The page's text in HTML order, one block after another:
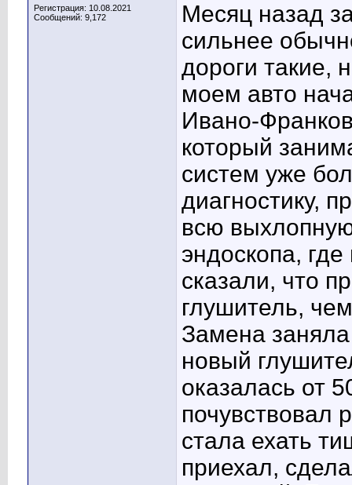
Регистрация: 10.08.2021
Сообщений: 9,172
Месяц назад
сильнее
дороги такие,
моем авто
Ивано-
который
систем уже
диагностику,
всю
эндоскопа,
сказали, что
глушитель,
Замена заняла
новый
оказалась от
почувствовал
стала ехать
приехал,